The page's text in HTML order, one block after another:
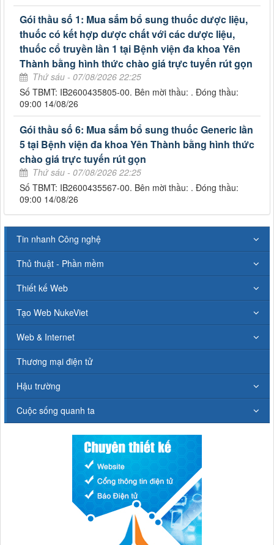
Gói thầu số 1: Mua sắm bổ sung thuốc dược liệu,
thuốc có kết hợp dược chất với các dược liệu,
thuốc cổ truyền lần 1 tại Bệnh viện đa khoa Yên
Thành bằng hình thức chào giá trực tuyến rút gọn
Thứ sáu - 07/08/2026 22:25
Số TBMT: IB2600435805-00. Bên mời thầu: . Đóng thầu:
09:00 14/08/26
Gói thầu số 6: Mua sắm bổ sung thuốc Generic lần
5 tại Bệnh viện đa khoa Yên Thành bằng hình thức
chào giá trực tuyến rút gọn
Thứ sáu - 07/08/2026 22:25
Số TBMT: IB2600435567-00. Bên mời thầu: . Đóng thầu:
09:00 14/08/26
Tin nhanh Công nghệ
Thủ thuật - Phần mềm
Thiết kế Web
Tạo Web NukeViet
Web & Internet
Thương mại điện tử
Hậu trường
Cuộc sống quanh ta